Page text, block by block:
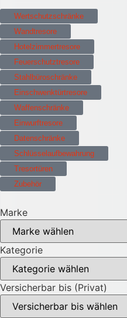
Wertschutzschränke
Wandtresore
Hotelzimmertresore
Feuerschutztresore
Stahlbüroschränke
Einschwenktürtresore
Waffenschränke
Einwurftresore
Datenschränke
Schlüsselaufbewahrung
Tresortüren
Zubehör
Marke
Kategorie
Versicherbar bis (Privat)